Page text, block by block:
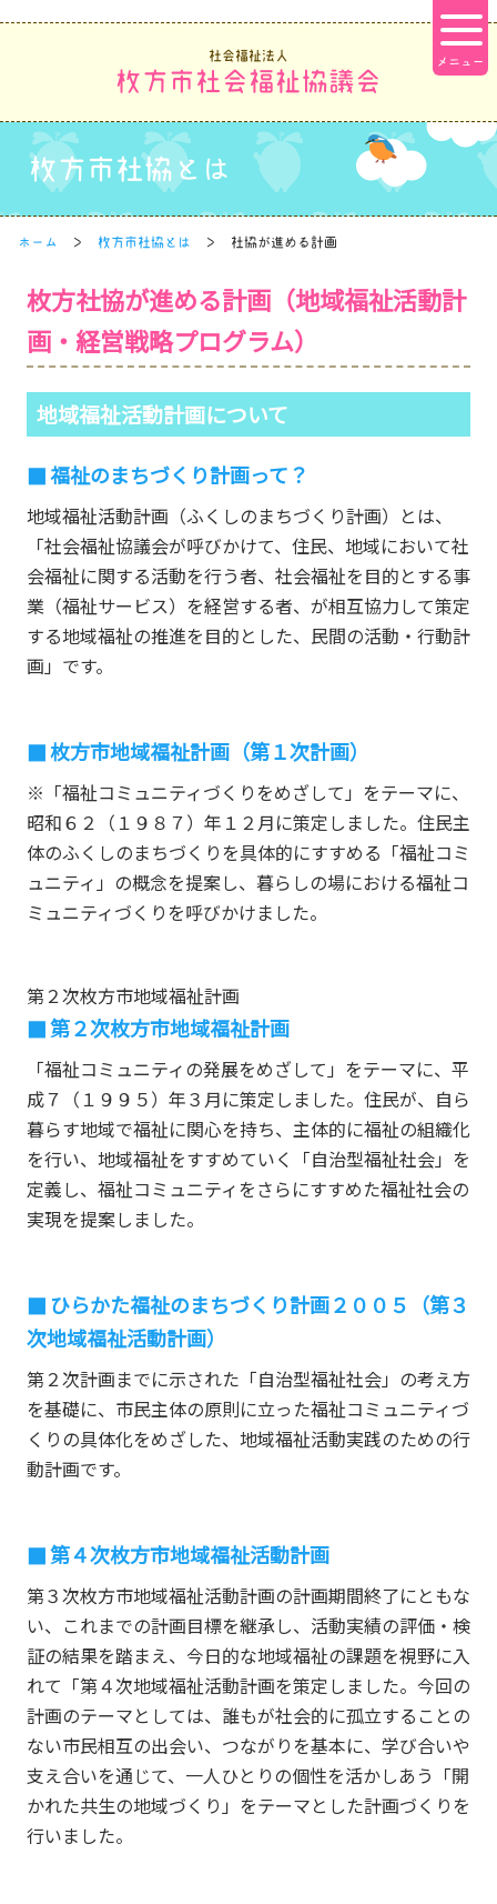
社会福祉法人
枚方市社会福祉協議会
枚方市社協とは
ホーム 枚方市社協とは 社協が進める計画
枚方社協が進める計画（地域福祉活動計
画・経営戦略プログラム）
地域福祉活動計画について
福祉のまちづくり計画って？
地域福祉活動計画（ふくしのまちづくり計画）とは、
「社会福祉協議会が呼びかけて、住民、地域において社
会福祉に関する活動を行う者、社会福祉を目的とする事
業（福祉サービス）を経営する者、が相互協力して策定
する地域福祉の推進を目的とした、民間の活動・行動計
画」です。
枚方市地域福祉計画（第１次計画）
※「福祉コミュニティづくりをめざして」をテーマに、
昭和６２（１９８７）年１２月に策定しました。住民主
体のふくしのまちづくりを具体的にすすめる「福祉コミ
ュニティ」の概念を提案し、暮らしの場における福祉コ
ミュニティづくりを呼びかけました。
第２次枚方市地域福祉計画
第２次枚方市地域福祉計画
「福祉コミュニティの発展をめざして」をテーマに、平
成７（１９９５）年３月に策定しました。住民が、自ら
暮らす地域で福祉に関心を持ち、主体的に福祉の組織化
を行い、地域福祉をすすめていく「自治型福祉社会」を
定義し、福祉コミュニティをさらにすすめた福祉社会の
実現を提案しました。
ひらかた福祉のまちづくり計画２００５（第３
次地域福祉活動計画）
第２次計画までに示された「自治型福祉社会」の考え方
を基礎に、市民主体の原則に立った福祉コミュニティづ
くりの具体化をめざした、地域福祉活動実践のための行
動計画です。
第４次枚方市地域福祉活動計画
第３次枚方市地域福祉活動計画の計画期間終了にともな
い、これまでの計画目標を継承し、活動実績の評価・検
証の結果を踏まえ、今日的な地域福祉の課題を視野に入
れて「第４次地域福祉活動計画を策定しました。今回の
計画のテーマとしては、誰もが社会的に孤立することの
ない市民相互の出会い、つながりを基本に、学び合いや
支え合いを通じて、一人ひとりの個性を活かしあう「開
かれた共生の地域づくり」をテーマとした計画づくりを
行いました。